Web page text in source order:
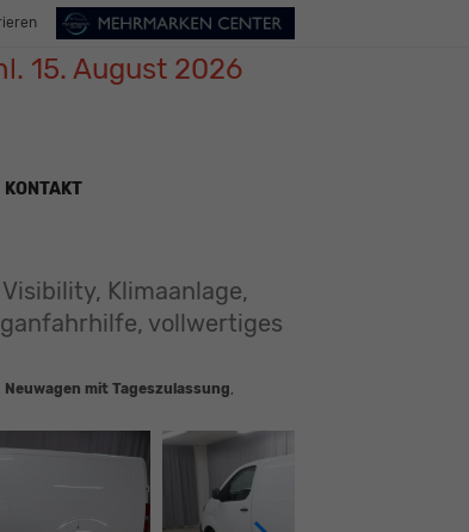
15. August 2026
KONTAKT
Klimaanlage,
vollwertiges
Neuwagen mit Tageszulassung,